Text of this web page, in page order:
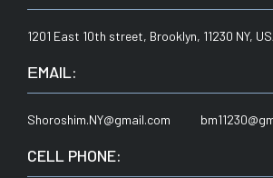
1201 East 10th street, Brooklyn, 11230 NY,
ЕMAIL:
Shoroshim.NY@gmail.com
CELL PHONE: